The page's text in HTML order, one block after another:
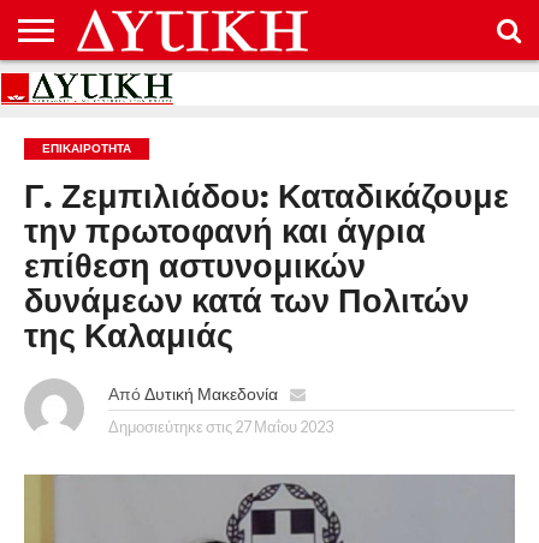
ΑΡΧΙΚΉ
ΕΠΙΚΟΙΝΩΝΊΑ
ΌΡΟΙ
ΠΡΟΣΤΑΣΊΑ
ΔΕΔΟΜΈΝΩΝ
ΕΠΙΚΑΙΡΟΤΗΤΑ
Γ. Ζεμπιλιάδου: Καταδικάζουμε
την πρωτοφανή και άγρια
επίθεση αστυνομικών
δυνάμεων κατά των Πολιτών
της Καλαμιάς
Από Δυτική Μακεδονία
Δημοσιεύτηκε στις 27 Μαΐου 2023